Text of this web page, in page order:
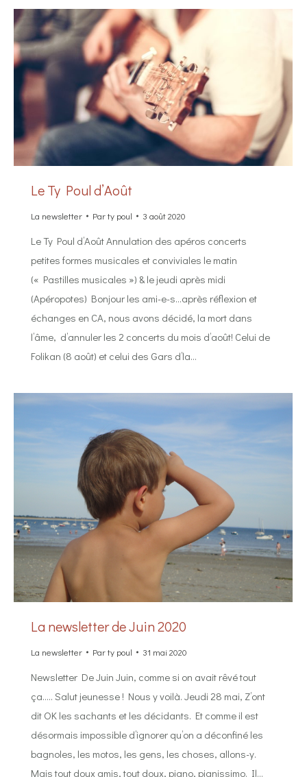
Le Ty Poul d’Août
La newsletter Party poul 3 août 2020
Le Ty Poul d’Août Annulation des apéros concerts
petites formes musicales et conviviales le matin
(« Pastilles musicales ») & le jeudi après midi
(Apéropotes) ‌Bonjour les ami-e-s…après réflexion et
échanges en CA, nous avons décidé, la mort dans
l’âme, d’annuler les 2 concerts du mois d’août! Celui de
Folikan (8 août) et celui des Gars d’la…
La newsletter de Juin 2020
La newsletter Party poul 31 mai 2020
Newsletter De Juin Juin, comme si on avait rêvé tout
ça….. Salut jeunesse ! Nous y voilà. Jeudi 28 mai, Z’ont
dit OK les sachants et les décidants. Et comme il est
désormais impossible d’ignorer qu’on a déconfiné les
bagnoles, les motos, les gens, les choses, allons-y.
Mais tout doux amis, tout doux, piano, pianissimo. Il…